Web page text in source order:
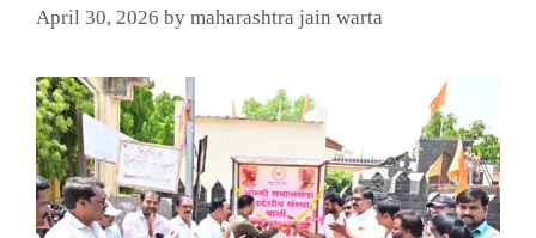
April 30, 2026 by maharashtra jain warta